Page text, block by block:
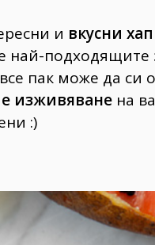
и вкусни
най-
пак може да си
изживяване на
:)